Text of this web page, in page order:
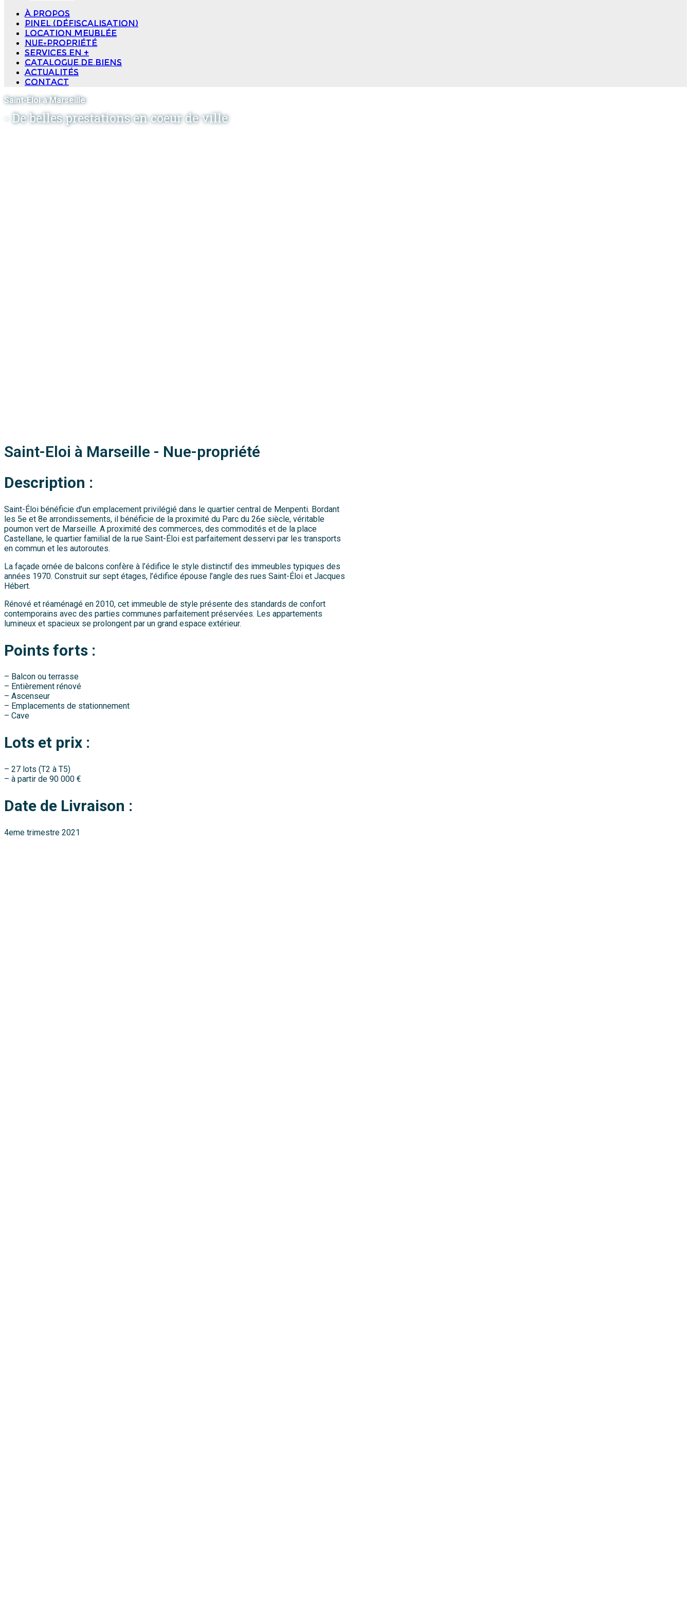
à propos
Pinel (Défiscalisation)
Location meublée
Nue-propriété
Services en +
Catalogue de biens
Actualités
Contact
Saint-Eloi à Marseille
- De belles prestations en coeur de ville
Saint-Eloi à Marseille - Nue-propriété
Description :
Saint-Éloi bénéficie d’un emplacement privilégié dans le quartier central de Menpenti. Bordant
les 5e et 8e arrondissements, il bénéficie de la proximité du Parc du 26e siècle, véritable
poumon vert de Marseille. A proximité des commerces, des commodités et de la place
Castellane, le quartier familial de la rue Saint-Éloi est parfaitement desservi par les transports
en commun et les autoroutes.
La façade ornée de balcons confère à l’édifice le style distinctif des immeubles typiques des
années 1970. Construit sur sept étages, l’édifice épouse l’angle des rues Saint-Éloi et Jacques
Hébert.
Rénové et réaménagé en 2010, cet immeuble de style présente des standards de confort
contemporains avec des parties communes parfaitement préservées. Les appartements
lumineux et spacieux se prolongent par un grand espace extérieur.
Points forts :
– Balcon ou terrasse
– Entièrement rénové
– Ascenseur
– Emplacements de stationnement
– Cave
Lots et prix :
– 27 lots (T2 à T5)
– à partir de 90 000 €
Date de Livraison :
4eme trimestre 2021